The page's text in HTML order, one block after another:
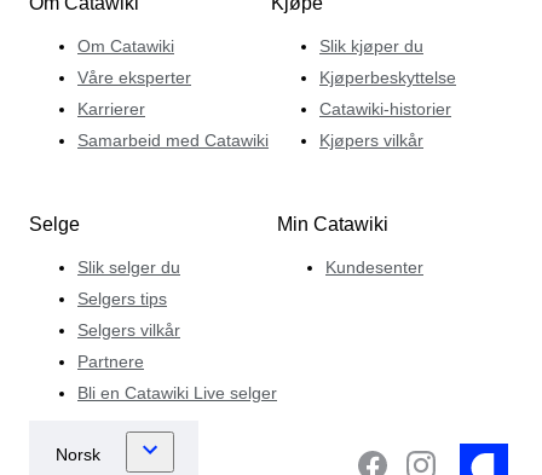
Om Catawiki
Våre eksperter
Karrierer
Samarbeid med Catawiki
Slik kjøper du
Kjøperbeskyttelse
Catawiki-historier
Kjøpers vilkår
Selge
Slik selger du
Selgers tips
Selgers vilkår
Partnere
Bli en Catawiki Live selger
Min Catawiki
Kundesenter